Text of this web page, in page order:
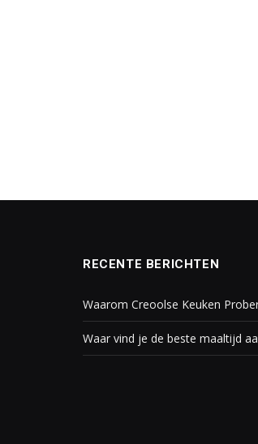
RECENTE BERICHTEN
Waarom Creoolse Keuken
Waar vind je de beste maaltijd